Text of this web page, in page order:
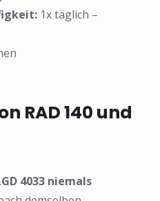
1x täglich –
RAD 140 und
4033 niemals